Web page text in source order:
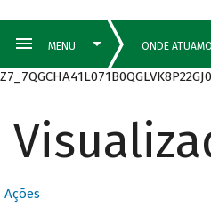
Z7_7QGCHA41L071B0QGLVK8P22GJ0
Ações